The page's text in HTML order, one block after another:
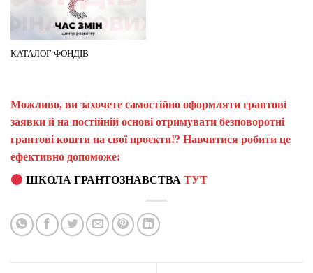
КАТАЛОГ ФОНДІВ
Можливо, ви захочете самостійно оформляти грантові
заявки й на постійній основі отримувати безповоротні
грантові кошти на свої проєкти!? Навчитися робити це
ефективно допоможе:
ШКОЛА ГРАНТОЗНАВСТВАТУТ